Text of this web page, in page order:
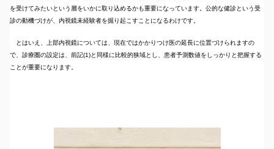
を受けてみたいという層をいかに取り込めるかも重要になっています。公的な健診という受
診の動機づけが、内視鏡未経験者を掘り起こすことになるわけです。
とはいえ、上部内視鏡については、現在ではかかりつけ医の延長に位置づけられますの
で、診療圏の設定は、前記(1)と同様に比較的狭域とし、患者予測数値をしっかりと把握する
ことが重要になります。